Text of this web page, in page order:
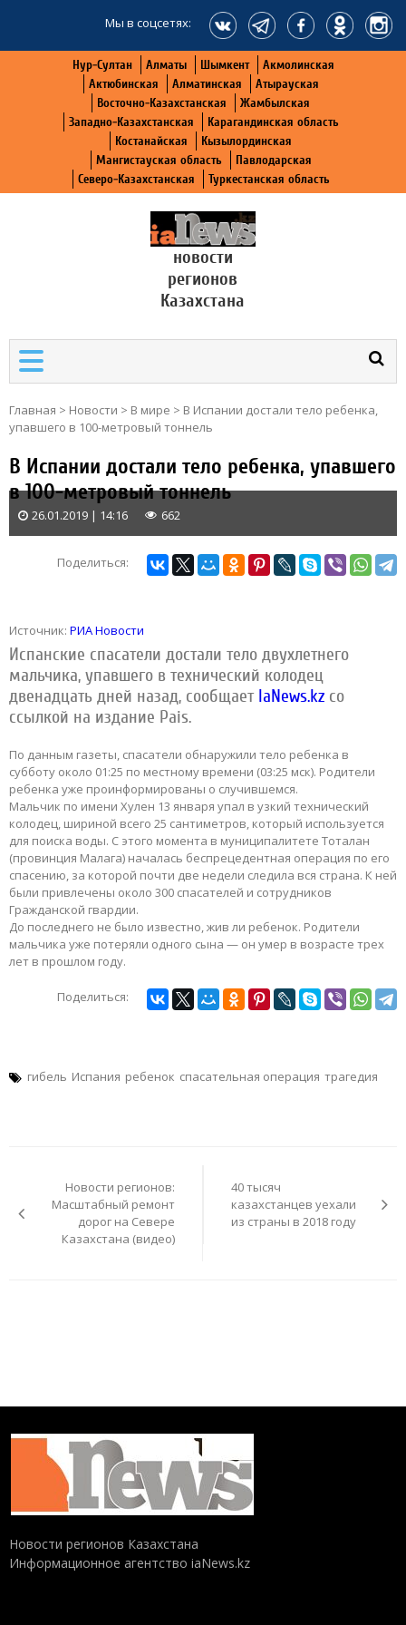
Мы в соцсетях:
Нур-Султан Алматы Шымкент
Акмолинская
Актюбинская
Алматинская
Атырауская
Восточно-Казахстанская
Жамбылская
Западно-Казахстанская
Карагандинская область
Костанайская
Кызылординская
Мангистауская область
Павлодарская
Северо-Казахстанская
Туркестанская область
новости
регионов
Казахстана
Главная > Новости > В мире > В Испании достали тело ребенка,
упавшего в 100-метровый тоннель
В Испании достали тело ребенка, упавшего
в 100-метровый тоннель
26.01.2019 | 14:16 662
Поделиться:
Источник: РИА Новости
Испанские спасатели достали тело двухлетнего
мальчика, упавшего в технический колодец
двенадцать дней назад, сообщаетIaNews.kz со
ссылкой на издание Pais.
По данным газеты, спасатели обнаружили тело ребенка в
субботу около 01:25 по местному времени (03:25 мск). Родители
ребенка уже проинформированы о случившемся.
Мальчик по имени Хулен 13 января упал в узкий технический
колодец, шириной всего 25 сантиметров, который используется
для поиска воды. С этого момента в муниципалитете Тоталан
(провинция Малага) началась беспрецедентная операция по его
спасению, за которой почти две недели следила вся страна. К ней
были привлечены около 300 спасателей и сотрудников
Гражданской гвардии.
До последнего не было известно, жив ли ребенок. Родители
мальчика уже потеряли одного сына — он умер в возрасте трех
лет в прошлом году.
Поделиться:
гибель Испания ребенок спасательная операция трагедия
записямНовости регионов:
Масштабный ремонт
дорог на Севере
Казахстана (видео)
40 тысяч
казахстанцев уехали
из страны в 2018 году
Новости регионов Казахстана
Информационное агентство iaNews.kz